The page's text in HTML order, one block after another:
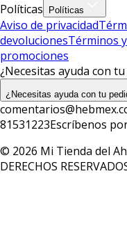
Políticas
Políticas
Aviso de privacidad
devolucionesTérminos
promociones
¿Necesitas ayuda con
¿Necesitas ayuda con tu
81531223Escríbenos
© 2026 Mi Tienda del
DERECHOS